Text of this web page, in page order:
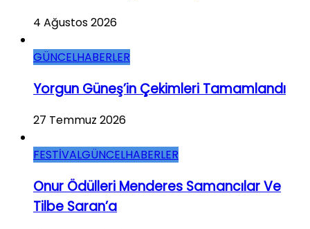
4 Ağustos 2026
GÜNCELHABERLER
Yorgun Güneş’in Çekimleri Tamamlandı
27 Temmuz 2026
FESTİVALGÜNCELHABERLER
Onur Ödülleri Menderes Samancılar Ve
Tilbe Saran’a